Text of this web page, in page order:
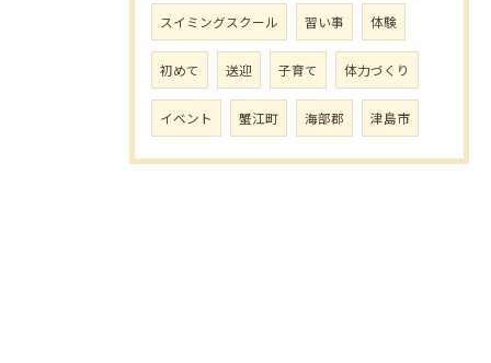
スイミングスクール 習い事 体験
初めて 送迎 子育て 体力づくり
イベント 蟹江町 海部郡 津島市